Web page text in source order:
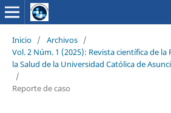
Inicio / Archivos /
Vol. 2 Núm. 1 (2025): Revista científica de la
la Salud de la Universidad Católica de
/
Reporte de caso